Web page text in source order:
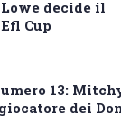
decide il
Cup
13:
dei